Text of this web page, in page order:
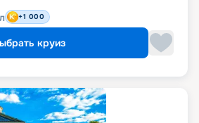
+1 000
круиз